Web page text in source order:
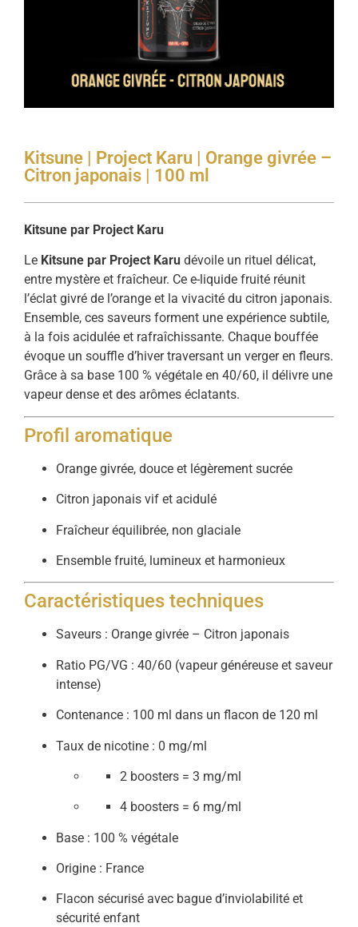
Kitsune | Project Karu | Orange givrée –
Citron japonais | 100 ml
Kitsune par Project Karu
Le Kitsune par Project Karu dévoile un rituel délicat,
entre mystère et fraîcheur. Ce e-liquide fruité réunit
l’éclat givré de l’orange et la vivacité du citron japonais.
Ensemble, ces saveurs forment une expérience subtile,
à la fois acidulée et rafraîchissante. Chaque bouffée
évoque un souffle d’hiver traversant un verger en fleurs.
Grâce à sa base 100 % végétale en 40/60, il délivre une
vapeur dense et des arômes éclatants.
Profil aromatique
Orange givrée, douce et légèrement sucrée
Citron japonais vif et acidulé
Fraîcheur équilibrée, non glaciale
Ensemble fruité, lumineux et harmonieux
Caractéristiques techniques
Saveurs : Orange givrée – Citron japonais
Ratio PG/VG : 40/60 (vapeur généreuse et saveur
intense)
Contenance : 100 ml dans un flacon de 120 ml
Taux de nicotine : 0 mg/ml
2 boosters = 3 mg/ml
4 boosters = 6 mg/ml
Base : 100 % végétale
Origine : France
Flacon sécurisé avec bague d’inviolabilité et
sécurité enfant